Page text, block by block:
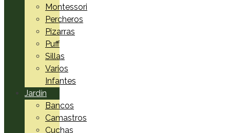
Montessori
Percheros
Pizarras
Puff
Sillas
Varios
Infantes
Jardín
Bancos
Camastros
Cuchas